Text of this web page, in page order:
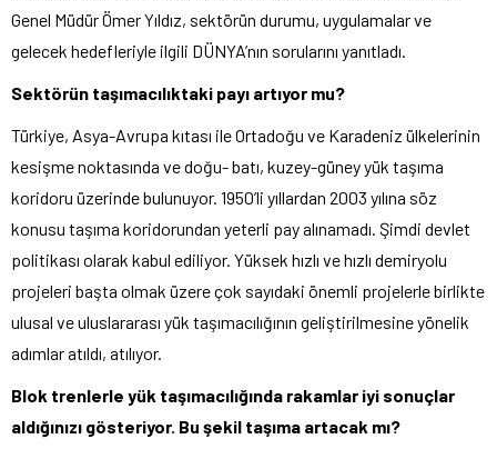
Genel Müdür Ömer Yıldız, sektörün durumu, uygulamalar ve
gelecek hedefleriyle ilgili DÜNYA’nın sorularını yanıtladı.
Sektörün taşımacılıktaki payı artıyor mu?
Türkiye, Asya-Avrupa kıtası ile Ortadoğu ve Karadeniz ülkelerinin
kesişme noktasında ve doğu- batı, kuzey-güney yük taşıma
koridoru üzerinde bulunuyor. 1950’li yıllardan 2003 yılına söz
konusu taşıma koridorundan yeterli pay alınamadı. Şimdi devlet
politikası olarak kabul ediliyor. Yüksek hızlı ve hızlı demiryolu
projeleri başta olmak üzere çok sayıdaki önemli projelerle birlikte
ulusal ve uluslararası yük taşımacılığının geliştirilmesine yönelik
adımlar atıldı, atılıyor.
Blok trenlerle yük taşımacılığında rakamlar iyi sonuçlar
aldığınızı gösteriyor. Bu şekil taşıma artacak mı?